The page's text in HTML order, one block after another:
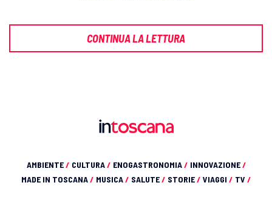
CONTINUA LA LETTURA
AMBIENTE/ CULTURA/ ENOGASTRONOMIA/ INNOVAZIONE/
MADE IN TOSCANA/ MUSICA/ SALUTE/ STORIE/ VIAGGI / TV /